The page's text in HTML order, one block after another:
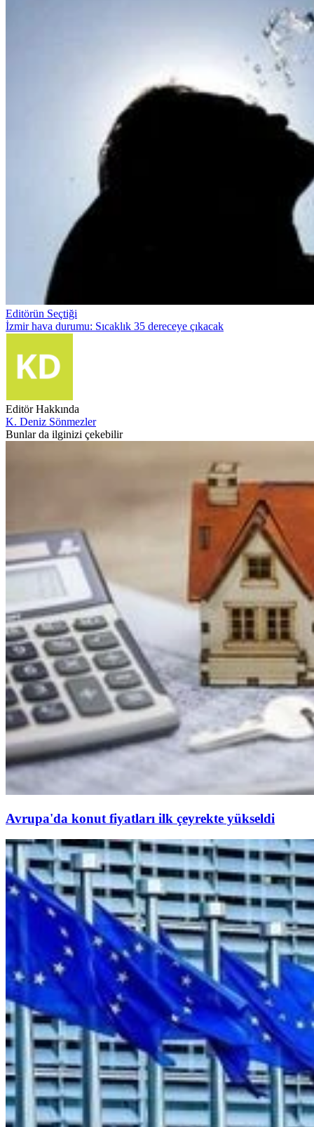
Editörün Seçtiği
İzmir hava durumu: Sıcaklık 35 dereceye çıkacak
Editör Hakkında
K. Deniz Sönmezler
Bunlar da ilginizi çekebilir
Avrupa'da konut fiyatları ilk çeyrekte yükseldi